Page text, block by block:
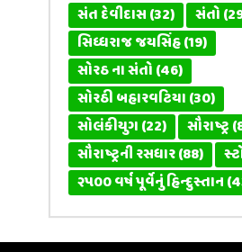
સંત દેવીદાસ(32) સંતો
સિધ્ધરાજ જયસિંહ(19)
સોરઠ ના સંતો(46)
સોરઠી બહારવટિયા(30)
સોલંકીયુગ(22) સૌરાષ્ટ્ર
સૌરાષ્ટ્રની રસધાર(88)
૨૫૦૦ વર્ષ પૂર્વેનું હિન્દુસ્તાન